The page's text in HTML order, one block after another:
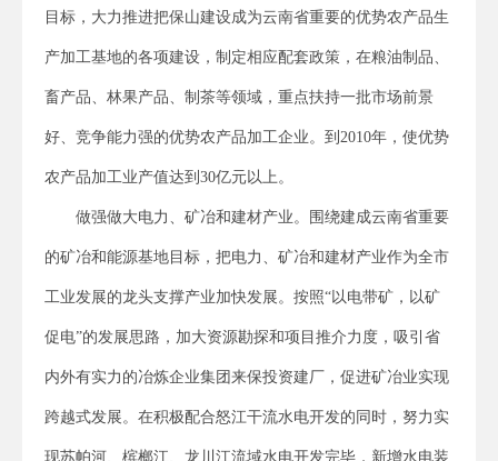
目标，大力推进把保山建设成为云南省重要的优势农产品生
产加工基地的各项建设，制定相应配套政策，在粮油制品、
畜产品、林果产品、制茶等领域，重点扶持一批市场前景
好、竞争能力强的优势农产品加工企业。到2010年，使优势
农产品加工业产值达到30亿元以上。
做强做大电力、矿冶和建材产业。围绕建成云南省重要
的矿冶和能源基地目标，把电力、矿冶和建材产业作为全市
工业发展的龙头支撑产业加快发展。按照“以电带矿，以矿
促电”的发展思路，加大资源勘探和项目推介力度，吸引省
内外有实力的冶炼企业集团来保投资建厂，促进矿冶业实现
跨越式发展。在积极配合怒江干流水电开发的同时，努力实
现苏帕河、槟榔江、龙川江流域水电开发完毕，新增水电装